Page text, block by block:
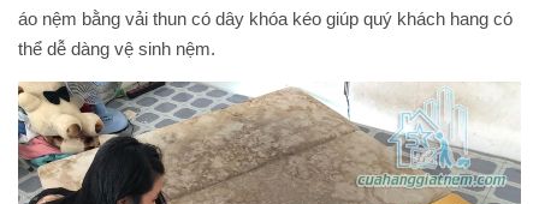
áo nệm bằng vải thun có dây khóa kéo giúp quý khách hang có
thể dễ dàng vệ sinh nệm.